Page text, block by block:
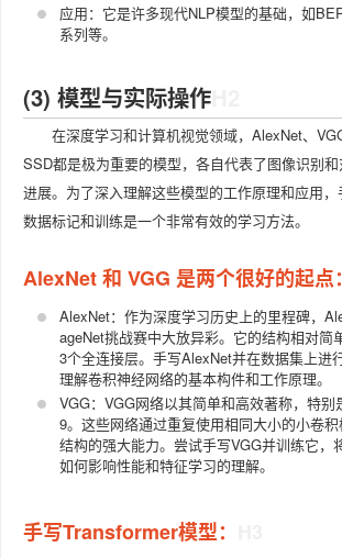
应用：它是许多现代NLP模型的基础，如
系列等。
(3) 模型与实际操作
在深度学习和计算机视觉领域，AlexNet、
SSD都是极为重要的模型，各自代表了图像识别
进展。为了深入理解这些模型的工作原理和应用
数据标记和训练是一个非常有效的学习方法。
AlexNet 和 VGG 是两个很好的起点：
AlexNet：作为深度学习历史上的里程碑，
ageNet挑战赛中大放异彩。它的结构相对简
3个全连接层。手写AlexNet并在数据集上进
理解卷积神经网络的基本构件和工作原理。
VGG：VGG网络以其简单和高效著称，特别
9。这些网络通过重复使用相同大小的小卷
结构的强大能力。尝试手写VGG并训练它，
如何影响性能和特征学习的理解。
手写Transformer模型：